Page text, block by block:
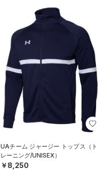
UAチーム ジャージー トップス（ト
レーニング/UNISEX）
￥8,250